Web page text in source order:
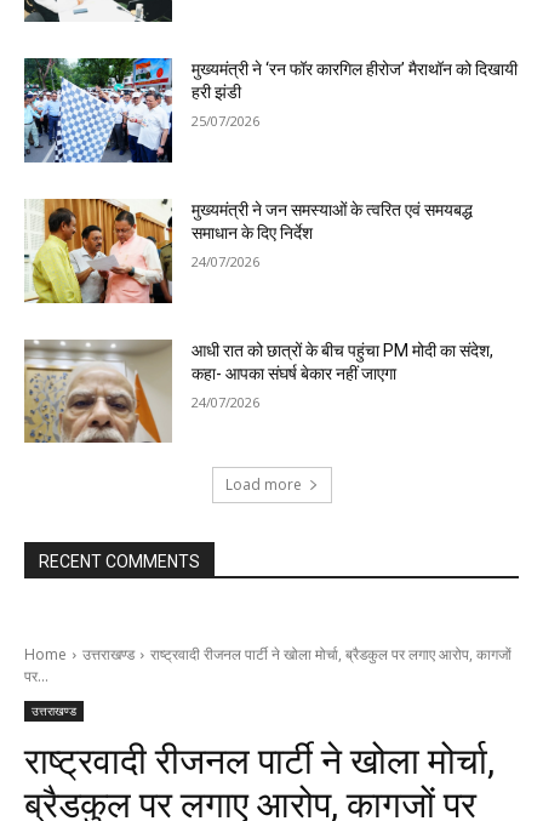
मुख्यमंत्री ने ‘रन फॉर कारगिल हीरोज’ मैराथॉन को दिखायी
हरी झंडी
25/07/2026
मुख्यमंत्री ने जन समस्याओं के त्वरित एवं समयबद्ध
समाधान के दिए निर्देश
24/07/2026
आधी रात को छात्रों के बीच पहुंचा PM मोदी का संदेश,
कहा- आपका संघर्ष बेकार नहीं जाएगा
24/07/2026
Load more
RECENT COMMENTS